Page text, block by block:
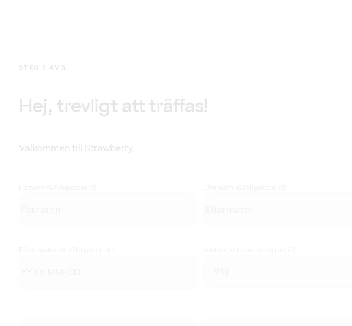
STEG 2 AV 5
Hej, trevligt att träffas!
Välkommen till Strawberry.